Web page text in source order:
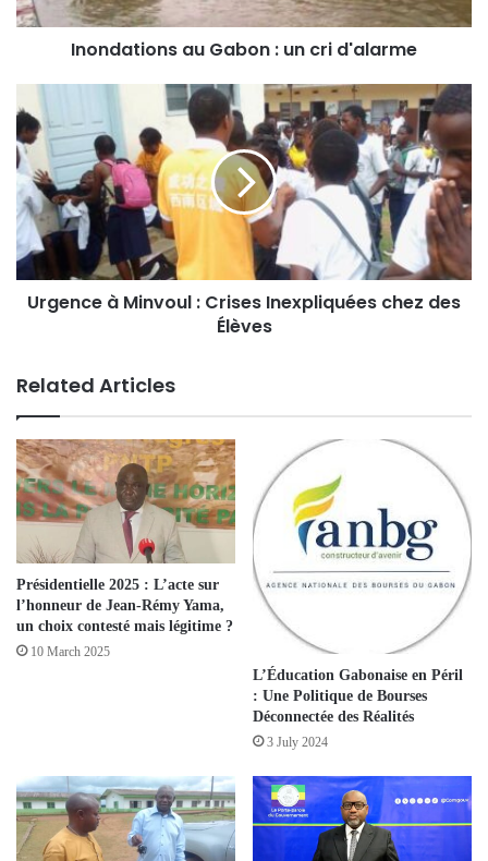
Inondations au Gabon : un cri d'alarme
Urgence à Minvoul : Crises Inexpliquées chez des
Élèves
Related Articles
Présidentielle 2025 : L’acte sur
l’honneur de Jean-Rémy Yama,
un choix contesté mais légitime ?
10 March 2025
L’Éducation Gabonaise en Péril
: Une Politique de Bourses
Déconnectée des Réalités
3 July 2024